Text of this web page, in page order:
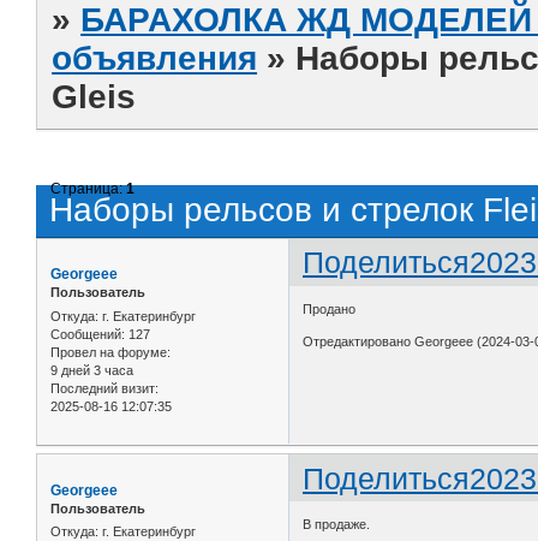
» БАРАХОЛКА ЖД МОДЕЛЕЙ
объявления » Наборы
Gleis
Наборы рельсов и стрелок
Страница:1
Поделиться
Georgeee
Пользователь
Откуда: г. Екатеринбург
Сообщений: 127
Провел на форуме:
9 дней 3 часа
Последний визит:
2025-08-16 12:07:35
Пpодaно
Отредактировано Georgeee (2024-03-
Поделиться
Georgeee
Пользователь
Откуда: г. Екатеринбург
В продаже.